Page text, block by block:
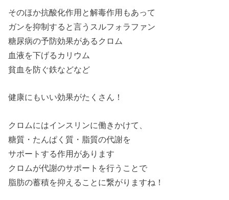
そのほか抗酸化作用と解毒作用もあって
ガンを抑制すると言うスルフォラファン
糖尿病の予防効果があるクロム
血液を下げるカリウム
貧血を防ぐ鉄などなど
健康にもいい効果がたくさん！
クロムにはインスリンに働きかけて、
糖質・たんぱく質・脂質の代謝を
サポートする作用があります
クロムが代謝のサポートを行うことで
脂肪の蓄積を抑えることに繋がりますね！